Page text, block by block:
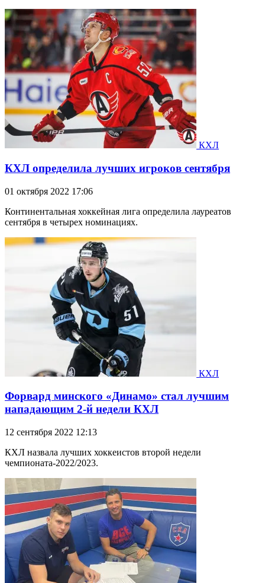
КХЛ
КХЛ определила лучших игроков сентября
01 октября 2022 17:06
Континентальная хоккейная лига определила лауреатов
сентября в четырех номинациях.
КХЛ
Форвард минского «Динамо» стал лучшим
нападающим 2-й недели КХЛ
12 сентября 2022 12:13
КХЛ назвала лучших хоккеистов второй недели
чемпионата-2022/2023.